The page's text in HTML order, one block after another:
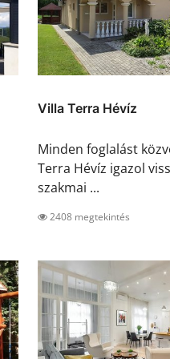
Villa Terra Hévíz
Minden foglalást
Terra Hévíz igazol
szakmai ...
2408 megtekintés